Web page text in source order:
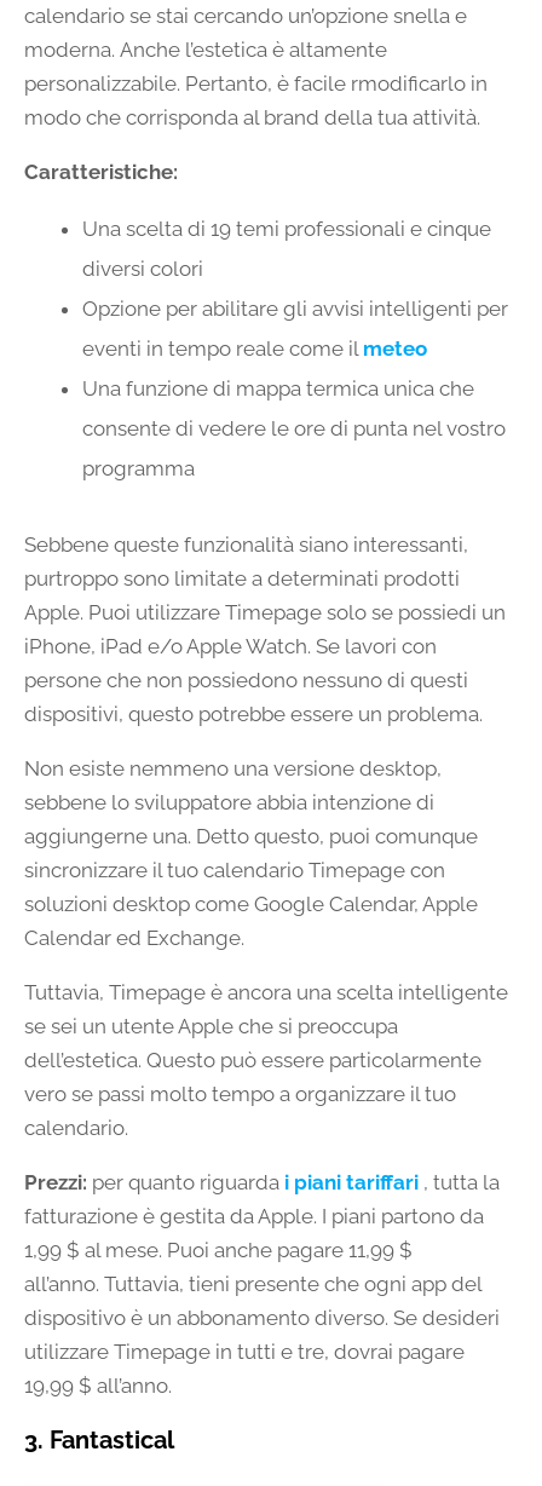
calendario se stai cercando un’opzione snella e
moderna. Anche l’estetica è altamente
personalizzabile. Pertanto, è facile rmodificarlo in
modo che corrisponda al brand della tua attività.
Caratteristiche:
Una scelta di 19 temi professionali e cinque
diversi colori
Opzione per abilitare gli avvisi intelligenti per
eventi in tempo reale come il meteo
Una funzione di mappa termica unica che
consente di vedere le ore di punta nel vostro
programma
Sebbene queste funzionalità siano interessanti,
purtroppo sono limitate a determinati prodotti
Apple. Puoi utilizzare Timepage solo se possiedi un
iPhone, iPad e/o Apple Watch. Se lavori con
persone che non possiedono nessuno di questi
dispositivi, questo potrebbe essere un problema.
Non esiste nemmeno una versione desktop,
sebbene lo sviluppatore abbia intenzione di
aggiungerne una. Detto questo, puoi comunque
sincronizzare il tuo calendario Timepage con
soluzioni desktop come Google Calendar, Apple
Calendar ed Exchange.
Tuttavia, Timepage è ancora una scelta intelligente
se sei un utente Apple che si preoccupa
dell’estetica. Questo può essere particolarmente
vero se passi molto tempo a organizzare il tuo
calendario.
Prezzi: per quanto riguarda i piani tariffari , tutta la
fatturazione è gestita da Apple. I piani partono da
1,99 $ al mese. Puoi anche pagare 11,99 $
all’anno. Tuttavia, tieni presente che ogni app del
dispositivo è un abbonamento diverso. Se desideri
utilizzare Timepage in tutti e tre, dovrai pagare
19,99 $ all’anno.
3. Fantastical